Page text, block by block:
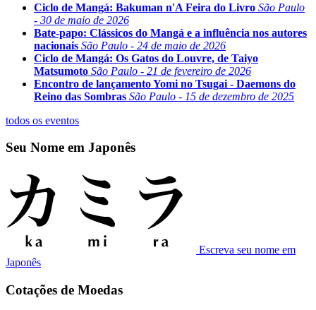
Ciclo de Mangá: Bakuman n'A Feira do Livro São Paulo
- 30 de maio de 2026
Bate-papo: Clássicos do Mangá e a influência nos autores
nacionais São Paulo - 24 de maio de 2026
Ciclo de Mangá: Os Gatos do Louvre, de Taiyo
Matsumoto São Paulo - 21 de fevereiro de 2026
Encontro de lançamento Yomi no Tsugai - Daemons do
Reino das Sombras São Paulo - 15 de dezembro de 2025
todos os eventos
Seu Nome em Japonês
Escreva seu nome em
Japonês
Cotações de Moedas